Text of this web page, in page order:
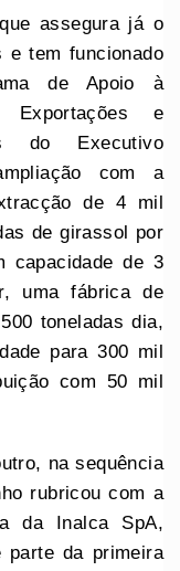
assegura já o
e tem funcionado
de Apoio à
Exportações e
do Executivo
com a
de 4 mil
de girassol por
capacidade de 3
uma fábrica de
toneladas dia,
para 300 mil
com 50 mil
na sequência
rubricou com a
da Inalca SpA,
parte da primeira